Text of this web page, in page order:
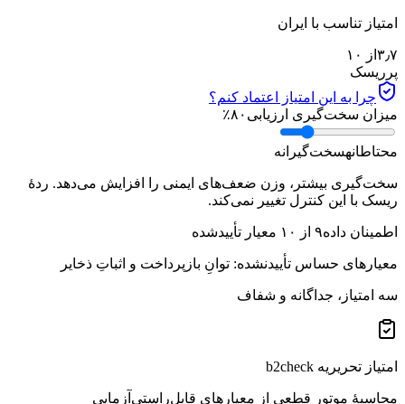
امتیاز تناسب با ایران
۳٫۷ از ۱۰
پرریسک
چرا به این امتیاز اعتماد کنم؟
میزان سخت‌گیری ارزیابی ۸۰٪
محتاطانهسخت‌گیرانه
سخت‌گیری بیشتر، وزن ضعف‌های ایمنی را افزایش می‌دهد. ردهٔ
ریسک با این کنترل تغییر نمی‌کند.
اطمینان داده۹ از ۱۰ معیار تأییدشده
معیارهای حساس تأییدنشده: توانِ بازپرداخت و اثباتِ ذخایر
سه امتیاز، جداگانه و شفاف
امتیاز تحریریه b2check
محاسبهٔ موتور قطعی از معیارهای قابل‌راستی‌آزمایی